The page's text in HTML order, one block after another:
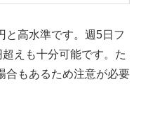
と高水準です。週5日フ
えも十分可能です。た
合もあるため注意が必要